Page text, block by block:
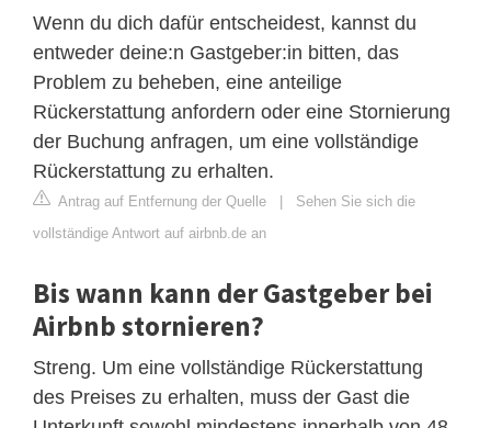
Wenn du dich dafür entscheidest, kannst du
entweder deine:n Gastgeber:in bitten, das
Problem zu beheben, eine anteilige
Rückerstattung anfordern oder eine Stornierung
der Buchung anfragen, um eine vollständige
Rückerstattung zu erhalten.
Antrag auf Entfernung der Quelle | Sehen Sie sich die
vollständige Antwort auf airbnb.de an
Bis wann kann der Gastgeber bei
Airbnb stornieren?
Streng. Um eine vollständige Rückerstattung
des Preises zu erhalten, muss der Gast die